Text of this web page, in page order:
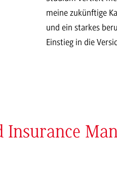
meine zukünftige
und ein starkes
Einstieg in die
Insurance